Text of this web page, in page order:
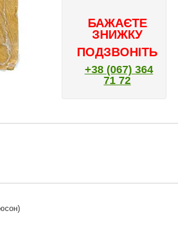
БАЖАЄТЕ
ЗНИЖКУ
ПОДЗВОНІТЬ
+38 (067) 364
71 72